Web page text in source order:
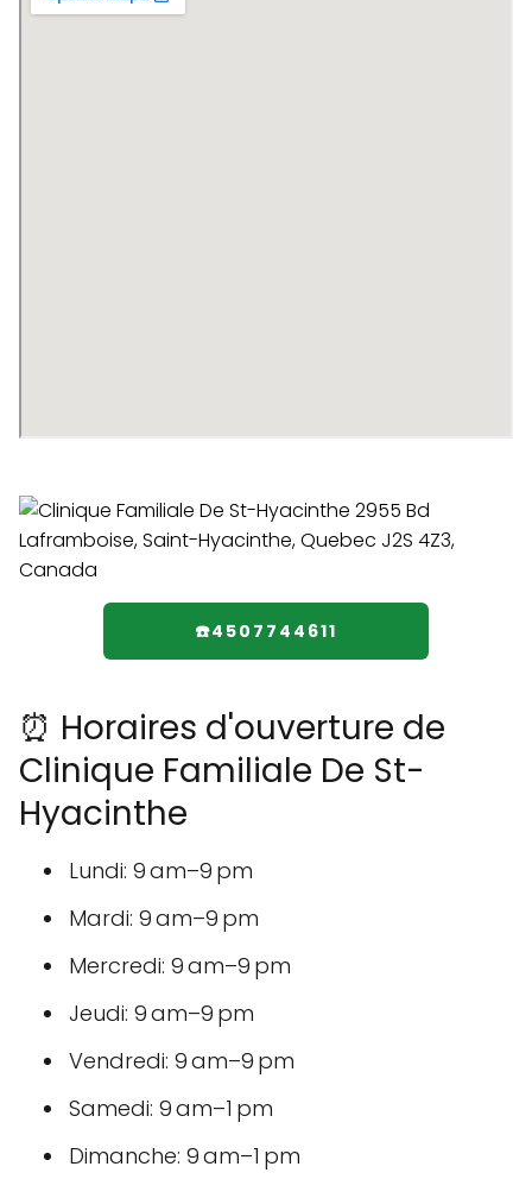
☎️4507744611
⏰ Horaires d'ouverture de
Clinique Familiale De St-
Hyacinthe
Lundi: 9 am–9 pm
Mardi: 9 am–9 pm
Mercredi: 9 am–9 pm
Jeudi: 9 am–9 pm
Vendredi: 9 am–9 pm
Samedi: 9 am–1 pm
Dimanche: 9 am–1 pm